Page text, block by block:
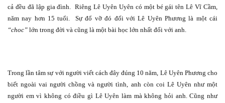
cả đều đã lập gia đình. Riêng Lê Uyên Uyên có một bé gái tên Lê Vĩ Cầm,
năm nay hơn 15 tuổi.
Sự đổ vỡ đó đối với Lê Uyên Phương là một cái
“choc” lớn trong đời và cũng là một bài học lớn nhất đối với anh.
Trong lần tâm sự với người viết cách đây đúng 10 năm, Lê Uyên Phương cho
biết ngoài vai người chồng và người tình, anh còn coi Lê Uyên như một
người em vì không có điều gì Lê Uyên làm mà không hỏi anh. Cũng như